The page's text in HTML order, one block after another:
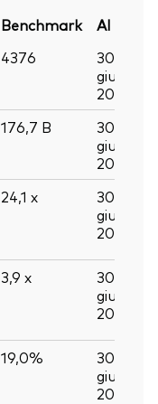
Benchmark
Al
4376
30
giu
2026
176,7 B
30
giu
2026
24,1 x
30
giu
2026
3,9 x
30
giu
2026
19,0%
30
giu
2026